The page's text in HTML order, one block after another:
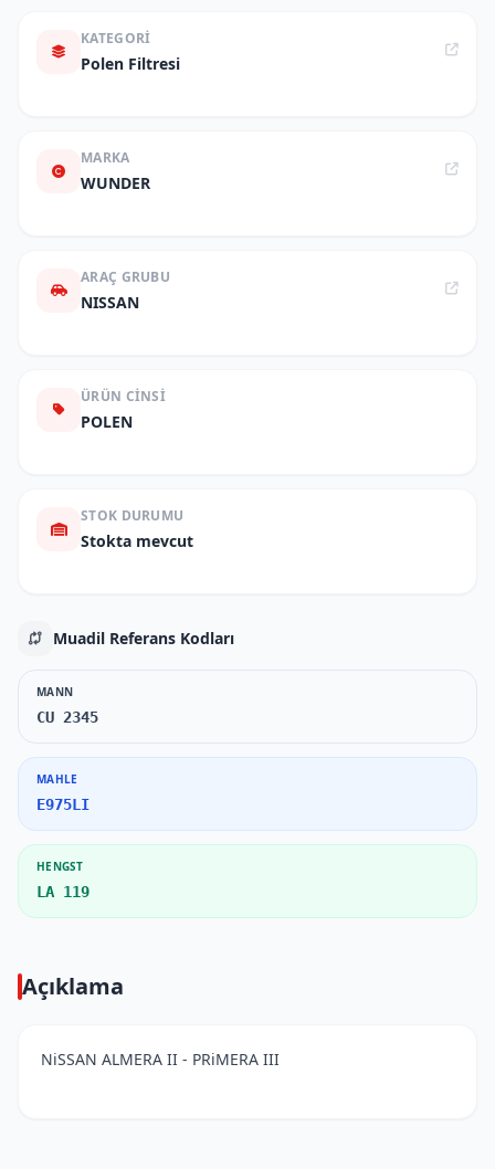
KATEGORI
Polen Filtresi
MARKA
WUNDER
ARAÇ GRUBU
NISSAN
ÜRÜN CINSI
POLEN
STOK DURUMU
Stokta mevcut
Muadil Referans Kodları
MANN
CU 2345
MAHLE
E975LI
HENGST
LA 119
Açıklama
NiSSAN ALMERA II - PRiMERA III